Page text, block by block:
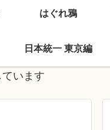
はぐれ鴉
日本統一 東京編
います